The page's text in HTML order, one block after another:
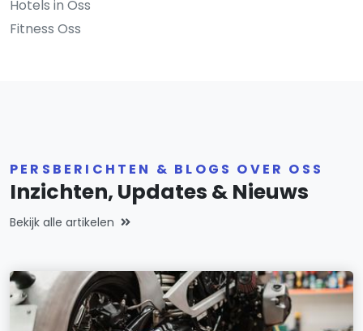
Hotels in Oss
Fitness Oss
PERSBERICHTEN & BLOGS OVER OSS
Inzichten, Updates & Nieuws
Bekijk alle artikelen